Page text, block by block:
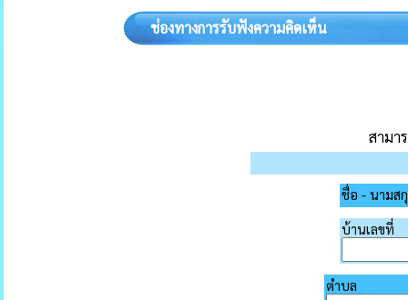
ช่องทางการรับฟังความคิดเห็น
สามา
ชื่อ - นามส
บ้านเลขที่
ตำบล